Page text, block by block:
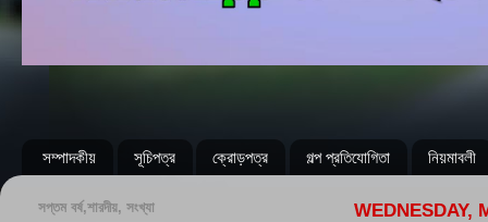
সম্পাদকীয় সূচিপত্র ক্রোড়পত্র গল্প প্রতিযোগিতা নিয়মাবলী
WEDNESDAY,
সপ্তম বর্ষ,শারদীয়, সংখ্যা